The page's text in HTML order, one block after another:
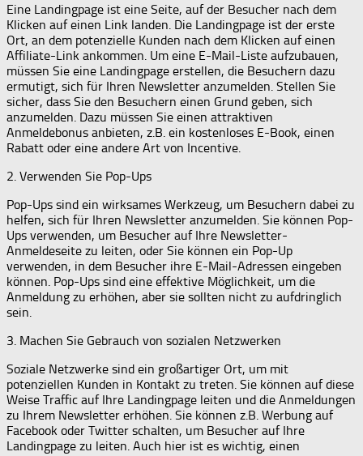
Eine Landingpage ist eine Seite, auf der Besucher nach dem
Klicken auf einen Link landen. Die Landingpage ist der erste
Ort, an dem potenzielle Kunden nach dem Klicken auf einen
Affiliate-Link ankommen. Um eine E-Mail-Liste aufzubauen,
müssen Sie eine Landingpage erstellen, die Besuchern dazu
ermutigt, sich für Ihren Newsletter anzumelden. Stellen Sie
sicher, dass Sie den Besuchern einen Grund geben, sich
anzumelden. Dazu müssen Sie einen attraktiven
Anmeldebonus anbieten, z.B. ein kostenloses E-Book, einen
Rabatt oder eine andere Art von Incentive.
2. Verwenden Sie Pop-Ups
Pop-Ups sind ein wirksames Werkzeug, um Besuchern dabei zu
helfen, sich für Ihren Newsletter anzumelden. Sie können Pop-
Ups verwenden, um Besucher auf Ihre Newsletter-
Anmeldeseite zu leiten, oder Sie können ein Pop-Up
verwenden, in dem Besucher ihre E-Mail-Adressen eingeben
können. Pop-Ups sind eine effektive Möglichkeit, um die
Anmeldung zu erhöhen, aber sie sollten nicht zu aufdringlich
sein.
3. Machen Sie Gebrauch von sozialen Netzwerken
Soziale Netzwerke sind ein großartiger Ort, um mit
potenziellen Kunden in Kontakt zu treten. Sie können auf diese
Weise Traffic auf Ihre Landingpage leiten und die Anmeldungen
zu Ihrem Newsletter erhöhen. Sie können z.B. Werbung auf
Facebook oder Twitter schalten, um Besucher auf Ihre
Landingpage zu leiten. Auch hier ist es wichtig, einen